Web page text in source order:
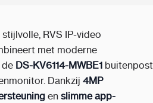
stijlvolle, RVS IP-video
met moderne
DS-KV6114-MWBE1 buitenpost
Dankzij 4MP
en slimme app-